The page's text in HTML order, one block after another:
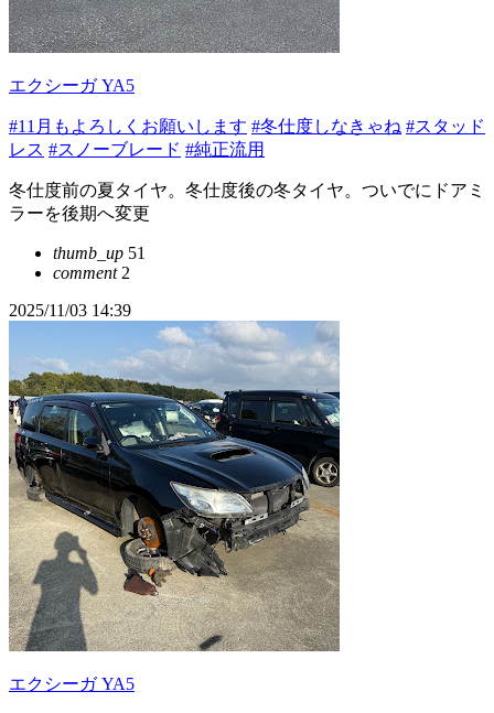
エクシーガ YA5
#11月もよろしくお願いします #冬仕度しなきゃね #スタッド
レス #スノーブレード #純正流用
冬仕度前の夏タイヤ。冬仕度後の冬タイヤ。ついでにドアミ
ラーを後期へ変更
thumb_up 51
comment2
2025/11/03 14:39
エクシーガ YA5